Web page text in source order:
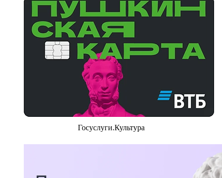
Госуслуги.Культура